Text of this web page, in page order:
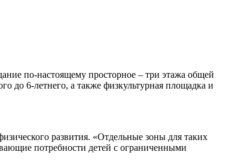
по-настоящему просторное – три этажа общей
до 6-летнего, а также физкультурная площадка и
развития. «Отдельные зоны для таких
потребности детей с ограниченными